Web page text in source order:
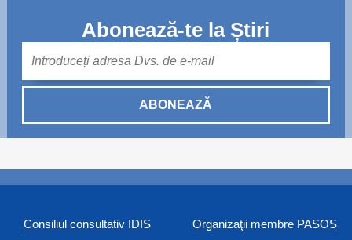
Abonează-te la Știri
ABONEAZĂ
Consiliul consultativ IDIS Organizaţii membre PASOS